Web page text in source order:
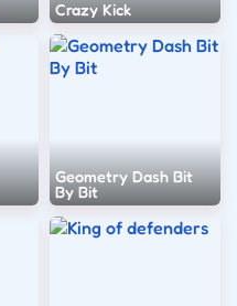
Crazy Kick
Geometry Dash Bit
By Bit